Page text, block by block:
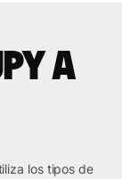
a
los tipos de